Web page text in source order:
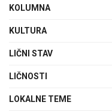
KOLUMNA
KULTURA
LIČNI STAV
LIČNOSTI
LOKALNE TEME